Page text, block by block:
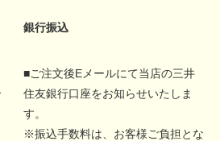
銀行振込
■ご注文後Eメールにて当店の三井
住友銀行口座をお知らせいたしま
す。
※振込手数料は、お客様ご負担とな